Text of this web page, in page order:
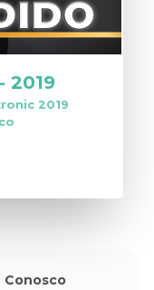
2019
2019
Conosco